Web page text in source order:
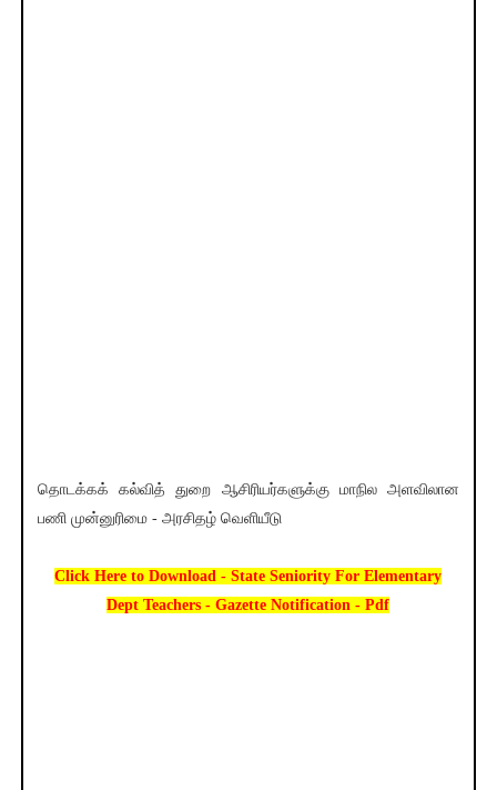
தொடக்கக் கல்வித் துறை ஆசிரியர்களுக்கு மாநில அளவிலான
பணி முன்னுரிமை - அரசிதழ் வெளியீடு
Click Here to Download - State Seniority For Elementary
Dept Teachers - Gazette Notification - Pdf